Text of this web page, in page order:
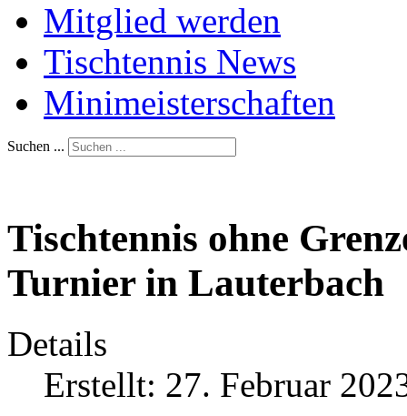
Mitglied werden
Tischtennis News
Minimeisterschaften
Suchen ...
Tischtennis ohne
Turnier in Lauterbach
Details
Erstellt: 27. Februar